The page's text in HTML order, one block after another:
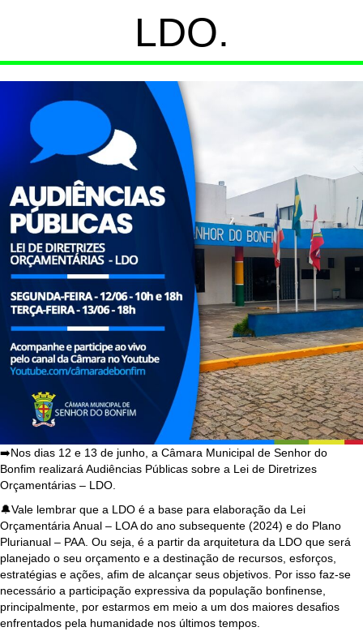
LDO.
➡️Nos dias 12 e 13 de junho, a Câmara Municipal de Senhor do
Bonfim realizará Audiências Públicas sobre a Lei de Diretrizes
Orçamentárias – LDO.
🔔Vale lembrar que a LDO é a base para elaboração da Lei
Orçamentária Anual – LOA do ano subsequente (2024) e do Plano
Plurianual – PAA. Ou seja, é a partir da arquitetura da LDO que será
planejado o seu orçamento e a destinação de recursos, esforços,
estratégias e ações, afim de alcançar seus objetivos. Por isso faz-se
necessário a participação expressiva da população bonfinense,
principalmente, por estarmos em meio a um dos maiores desafios
enfrentados pela humanidade nos últimos tempos.